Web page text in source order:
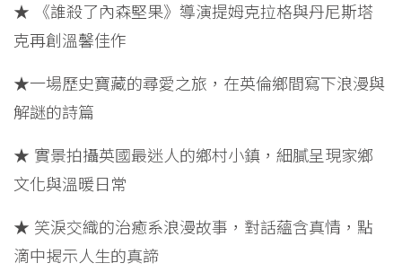
★ 《誰殺了內森堅果》導演提姆克拉格與丹尼斯塔
克再創溫馨佳作
★一場歷史寶藏的尋愛之旅，在英倫鄉間寫下浪漫與
解謎的詩篇
★ 實景拍攝英國最迷人的鄉村小鎮，細膩呈現家鄉
文化與溫暖日常
★ 笑淚交織的治癒系浪漫故事，對話蘊含真情，點
滴中揭示人生的真諦